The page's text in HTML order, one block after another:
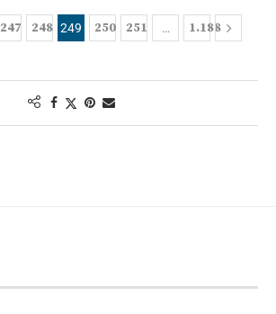
247 248 249 250 251 … 1.188